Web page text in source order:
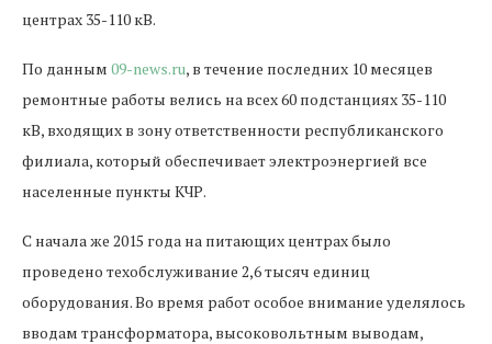
центрах 35-110 кВ.
По данным 09-news.ru, в течение последних 10 месяцев
ремонтные работы велись на всех 60 подстанциях 35-110
кВ, входящих в зону ответственности республиканского
филиала, который обеспечивает электроэнергией все
населенные пункты КЧР.
С начала же 2015 года на питающих центрах было
проведено техобслуживание 2,6 тысяч единиц
оборудования. Во время работ особое внимание уделялось
вводам трансформатора, высоковольтным выводам,